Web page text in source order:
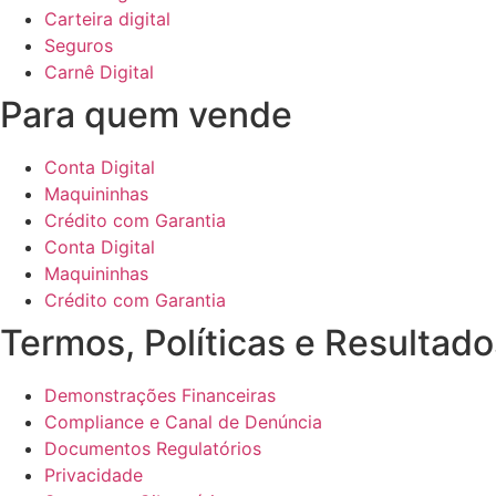
Carteira digital
Seguros
Carnê Digital
Para quem vende
Conta Digital
Maquininhas
Crédito com Garantia
Conta Digital
Maquininhas
Crédito com Garantia
Termos, Políticas e
Demonstrações Financeiras
Compliance e Canal de Denúncia
Documentos Regulatórios
Privacidade